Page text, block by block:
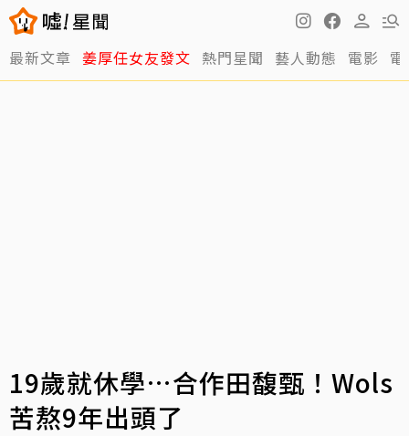
最新文章 姜厚任女友發文 熱門星聞 藝人動態 電影
19歲就休學…合作田馥甄！Wols
苦熬9年出頭了